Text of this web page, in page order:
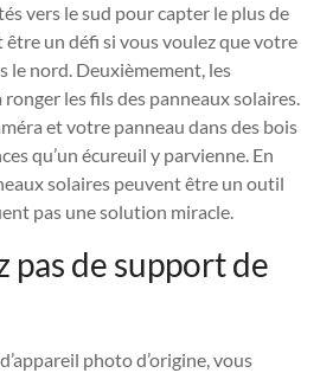
vers le sud pour capter le plus de
être un défi si vous voulez que votre
le nord. Deuxièmement, les
les fils des panneaux solaires.
et votre panneau dans des bois
qu’un écureuil y parvienne. En
solaires peuvent être un outil
pas une solution miracle.
pas de support de
photo d’origine, vous